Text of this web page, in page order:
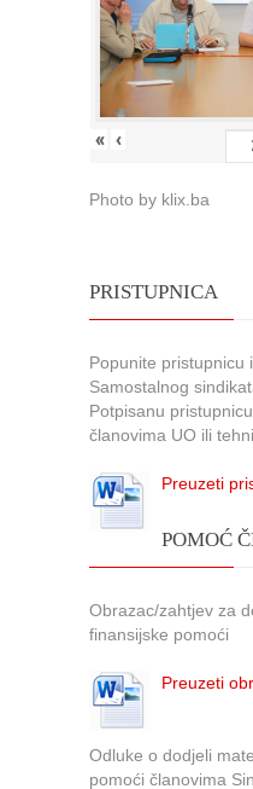
« ‹
Photo by klix.ba
PRISTUPNICA
Popunite pristupnicu
Samostalnog
Potpisanu
članovima UO ili
Preuzeti
POMOĆ
Obrazac/zahtjev za
finansijske pomoći
Preuzeti
Odluke o dodjeli
pomoći članovima